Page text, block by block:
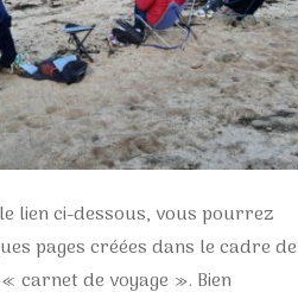
lien ci-dessous, vous pourrez
pages créées dans le cadre de
carnet de voyage ». Bien